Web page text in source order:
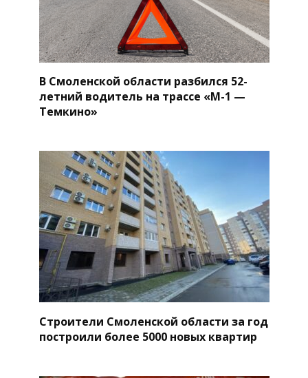
В Смоленской области разбился 52-
летний водитель на трассе «М-1 —
Темкино»
Строители Смоленской области за год
построили более 5000 новых квартир